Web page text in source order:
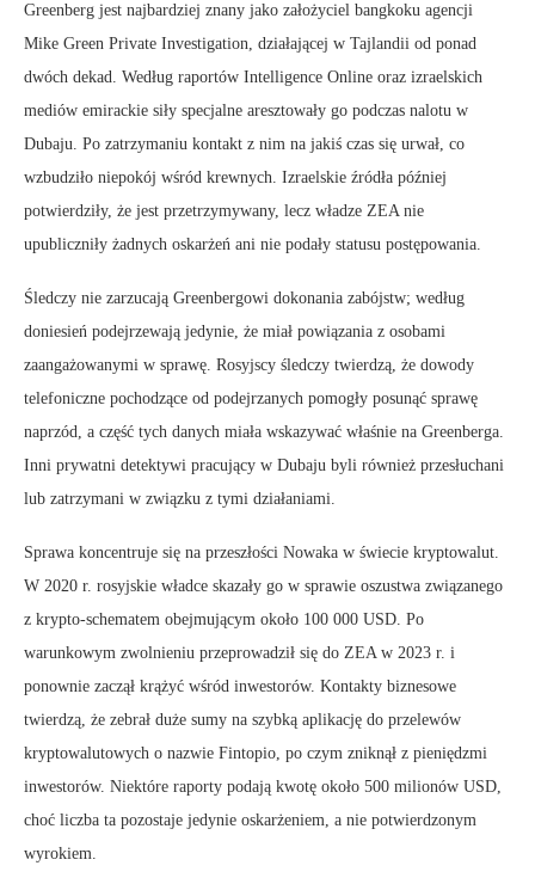
Greenberg jest najbardziej znany jako założyciel bangkoku agencji
Mike Green Private Investigation, działającej w Tajlandii od ponad
dwóch dekad. Według raportów Intelligence Online oraz izraelskich
mediów emirackie siły specjalne aresztowały go podczas nalotu w
Dubaju. Po zatrzymaniu kontakt z nim na jakiś czas się urwał, co
wzbudziło niepokój wśród krewnych. Izraelskie źródła później
potwierdziły, że jest przetrzymywany, lecz władze ZEA nie
upubliczniły żadnych oskarżeń ani nie podały statusu postępowania.
Śledczy nie zarzucają Greenbergowi dokonania zabójstw; według
doniesień podejrzewają jedynie, że miał powiązania z osobami
zaangażowanymi w sprawę. Rosyjscy śledczy twierdzą, że dowody
telefoniczne pochodzące od podejrzanych pomogły posunąć sprawę
naprzód, a część tych danych miała wskazywać właśnie na Greenberga.
Inni prywatni detektywi pracujący w Dubaju byli również przesłuchani
lub zatrzymani w związku z tymi działaniami.
Sprawa koncentruje się na przeszłości Nowaka w świecie kryptowalut.
W 2020 r. rosyjskie władce skazały go w sprawie oszustwa związanego
z krypto-schematem obejmującym około 100 000 USD. Po
warunkowym zwolnieniu przeprowadził się do ZEA w 2023 r. i
ponownie zaczął krążyć wśród inwestorów. Kontakty biznesowe
twierdzą, że zebrał duże sumy na szybką aplikację do przelewów
kryptowalutowych o nazwie Fintopio, po czym zniknął z pieniędzmi
inwestorów. Niektóre raporty podają kwotę około 500 milionów USD,
choć liczba ta pozostaje jedynie oskarżeniem, a nie potwierdzonym
wyrokiem.